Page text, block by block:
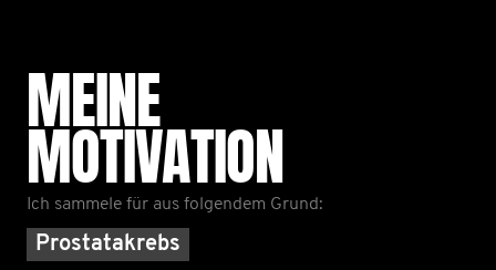
MEINE
MOTIVATION
Ich sammele für aus folgendem Grund:
Prostatakrebs